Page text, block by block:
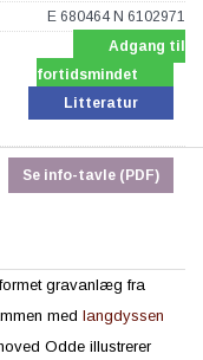
E 680464 N 6102971
Adgang til
fortidsmindet
Litteratur
Se info-tavle (PDF)
gravanlæg fra
med langdyssen
Odde illustrerer